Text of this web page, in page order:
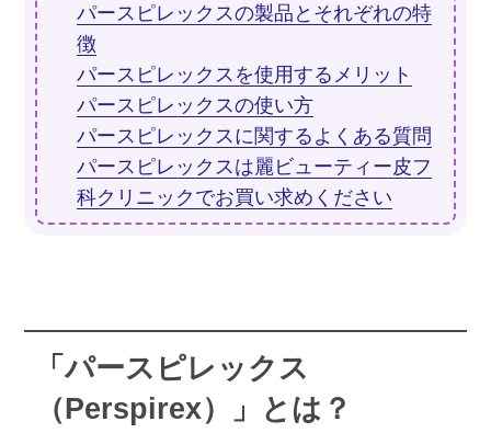
パースピレックスの製品とそれぞれの特
徴
パースピレックスを使用するメリット
パースピレックスの使い方
パースピレックスに関するよくある質問
パースピレックスは麗ビューティー皮フ
科クリニックでお買い求めください
「パースピレックス
（Perspirex）」とは？